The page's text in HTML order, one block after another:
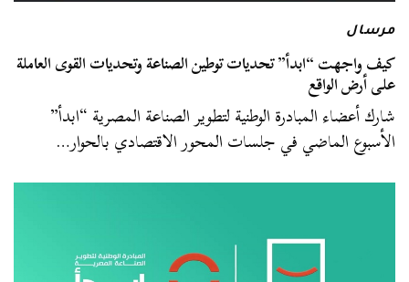
مرسال
كيف واجهت “ابدأ” تحديات توطين الصناعة وتحديات القوى العاملة
على أرض الواقع
شارك أعضاء المبادرة الوطنية لتطوير الصناعة المصرية “ابدأ”
الأسبوع الماضي في جلسات المحور الاقتصادي بالحوار…